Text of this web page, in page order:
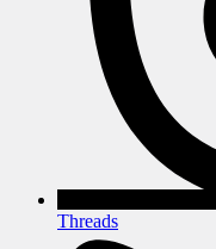
Threads